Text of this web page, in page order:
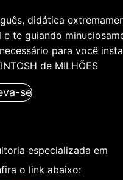
didática
te guiando
para você
de MILHÕES
se
especializada em
o link abaixo: